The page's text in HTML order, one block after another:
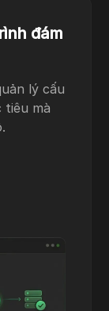
đám
lý cấu
tiêu mà